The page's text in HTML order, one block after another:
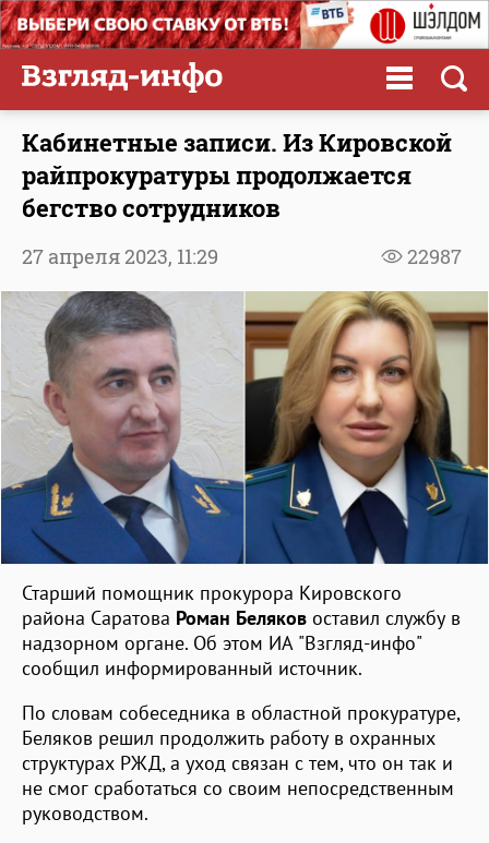
Кабинетные записи. Из Кировской
райпрокуратуры продолжается
бегство сотрудников
22987
27 апреля 2023, 11:29
Старший помощник прокурора Кировского
района Саратова Роман Беляков оставил службу в
надзорном органе. Об этом ИА "Взгляд-инфо"
сообщил информированный источник.
По словам собеседника в областной прокуратуре,
Беляков решил продолжить работу в охранных
структурах РЖД, а уход связан с тем, что он так и
не смог сработаться со своим непосредственным
руководством.